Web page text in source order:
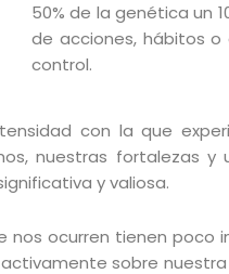
50% de la genética un
de acciones, hábitos
control.
con la que
nuestras fortalezas
y valiosa.
ocurren tienen
sobre